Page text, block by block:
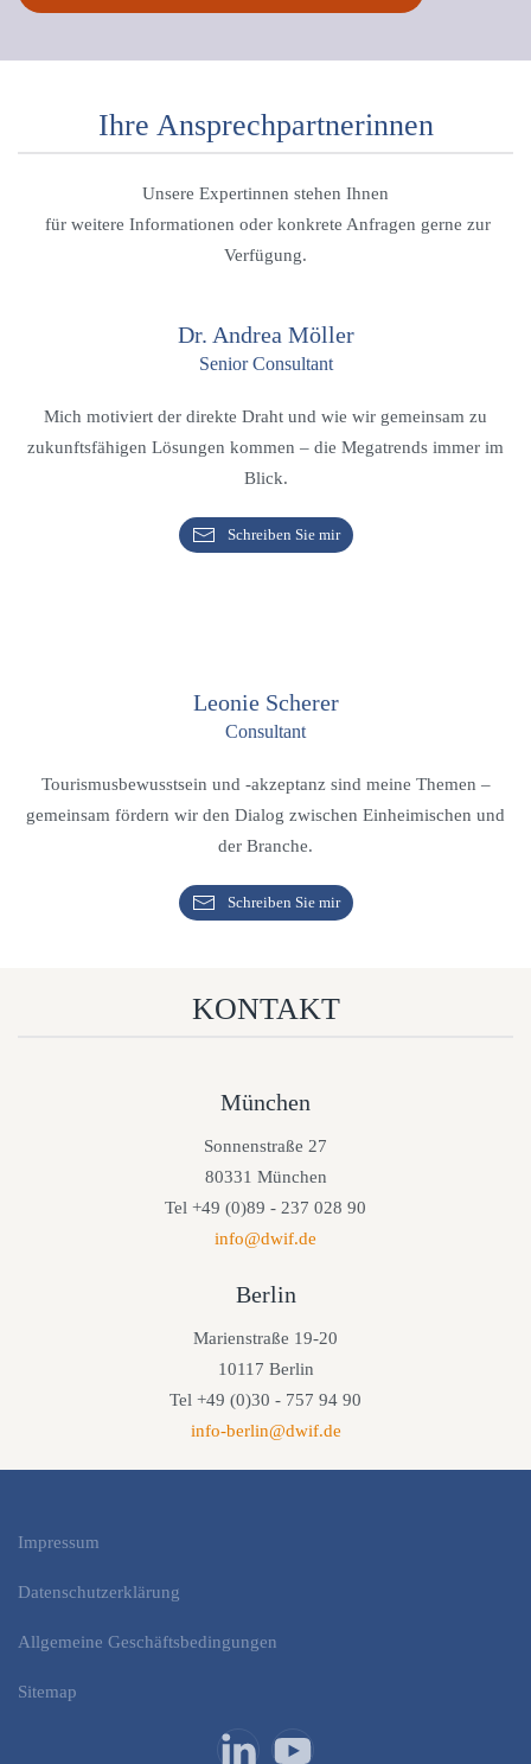
Ihre Ansprechpartnerinnen
Unsere Expertinnen stehen Ihnen
für weitere Informationen oder konkrete Anfragen gerne zur
Verfügung.
Dr. Andrea Möller
Senior Consultant
Mich motiviert der direkte Draht und wie wir gemeinsam zu
zukunftsfähigen Lösungen kommen – die Megatrends immer im
Blick.
Schreiben Sie mir
Leonie Scherer
Consultant
Tourismusbewusstsein und -akzeptanz sind meine Themen –
gemeinsam fördern wir den Dialog zwischen Einheimischen und
der Branche.
Schreiben Sie mir
KONTAKT
München
Sonnenstraße 27
80331 München
Tel +49 (0)89 - 237 028 90
info@dwif.de
Berlin
Marienstraße 19-20
10117 Berlin
Tel +49 (0)30 - 757 94 90
info-berlin@dwif.de
Impressum
Datenschutzerklärung
Allgemeine Geschäftsbedingungen
Sitemap